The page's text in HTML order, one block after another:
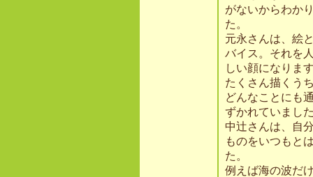
がないからわか
た。
元永さんは、絵
バイス。それを
しい顔になりま
たくさん描くう
どんなことにも
ずかれていまし
中辻さんは、自
ものをいつもと
た。
例えば海の波だ